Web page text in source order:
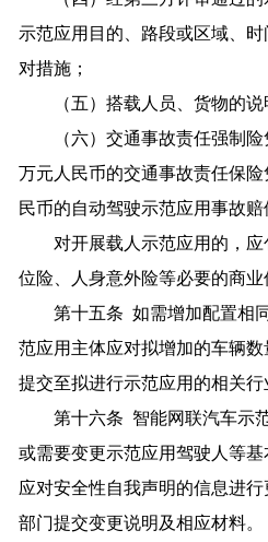
示范应用目的、路段或区域、
对措施；
（五）搭载人员、货物的说
（六）交通事故责任强制险
万元人民币的交通事故责任保
民币的自动驾驶示范应用事故赔
对开展载人示范应用的，应
位险、人身意外险等必要的商业
第十五条 如需增加配置相同
范应用主体应对拟增加的车辆
提交至拟进行示范应用的相关行
第十六条 智能网联汽车示范
或需要变更示范应用驾驶人等
应对安全性自我声明的信息进
部门提交变更说明及相应材料。